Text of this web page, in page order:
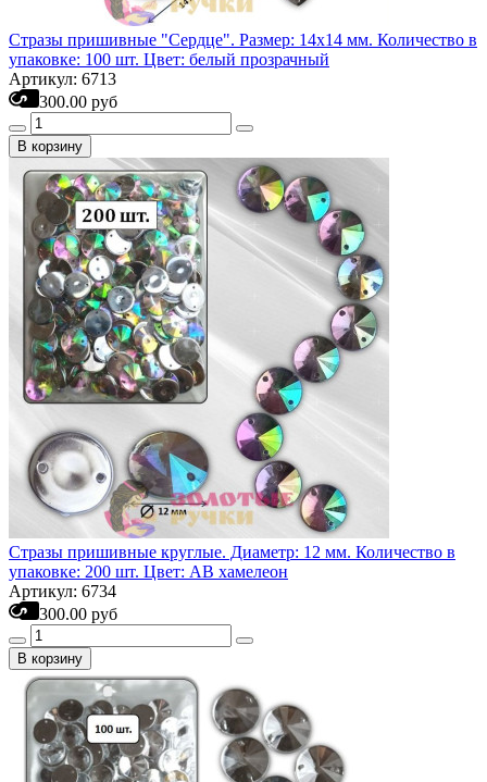
Стразы пришивные "Сердце". Размер: 14х14 мм. Количество в
упаковке: 100 шт. Цвет: белый прозрачный
Артикул: 6713
300.00 руб
В корзину
Стразы пришивные круглые. Диаметр: 12 мм. Количество в
упаковке: 200 шт. Цвет: АВ хамелеон
Артикул: 6734
300.00 руб
В корзину